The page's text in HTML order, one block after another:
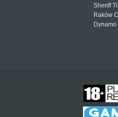
Sheriff
Raków